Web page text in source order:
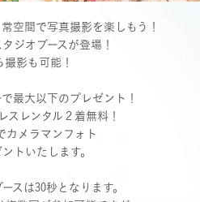
空間で写真撮影を楽しもう！
ジオブースが登場！
撮影も可能！
最大以下のプレゼント！
スレンタル２着無料！
カメラマンフォト
トいたします。
スは30秒となります。